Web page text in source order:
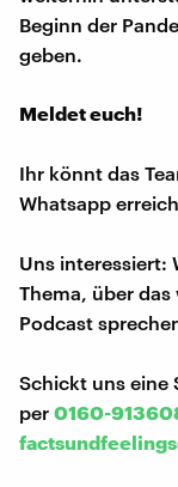
Beginn der
geben.
Meldet euch!
Ihr könnt das
Whatsapp
Uns interessiert:
Thema, über
Podcast
Schickt uns eine
per 0160-